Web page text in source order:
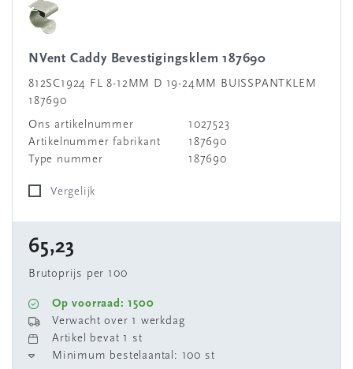
nVent Caddy Bevestigingsklem 187690
812SC1924 FL 8-12MM D 19-24MM BUISSPANTKLEM
187690
Ons artikelnummer
1027523
Artikelnummer fabrikant
187690
Type nummer
187690
Vergelijk
65,23
Brutoprijs per 100
Op voorraad: 1500
Verwacht over 1 werkdag
Artikel bevat 1 st
Minimum bestelaantal: 100 st